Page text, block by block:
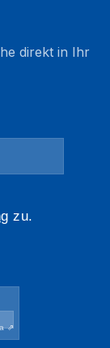
direkt in Ihr